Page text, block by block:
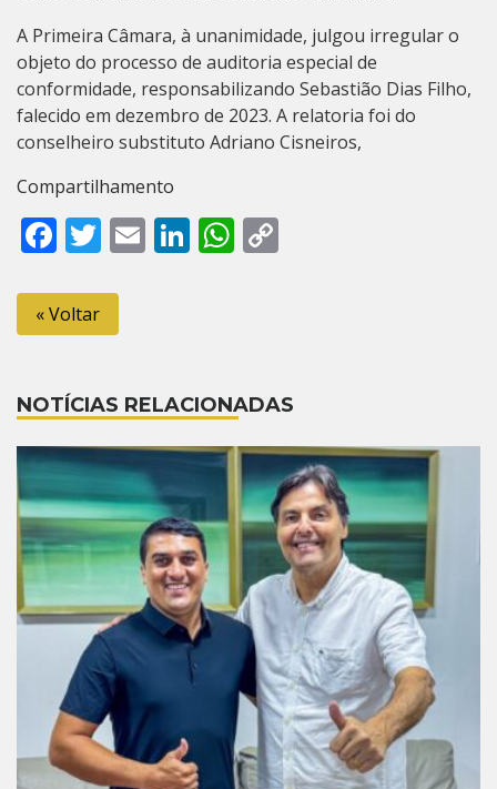
A Primeira Câmara, à unanimidade, julgou irregular o
objeto do processo de auditoria especial de
conformidade, responsabilizando Sebastião Dias Filho,
falecido em dezembro de 2023. A relatoria foi do
conselheiro substituto Adriano Cisneiros,
Compartilhamento
Facebook
Twitter
EmailLinkedIn
WhatsApp
« Voltar
NOTÍCIAS RELACIONADAS